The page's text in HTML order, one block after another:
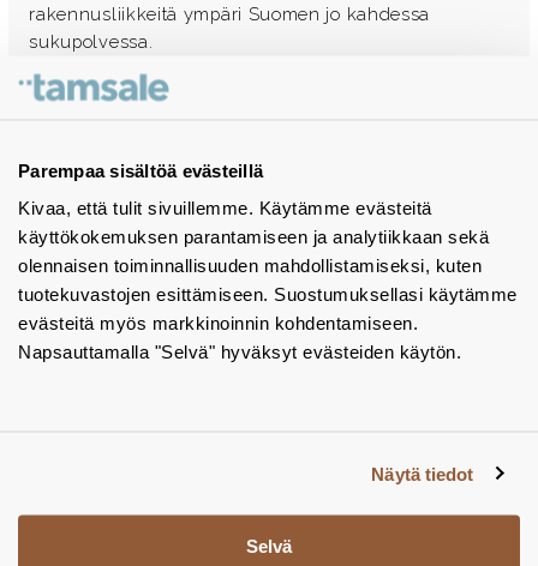
Parempaa sisältöä evästeillä
Kivaa, että tulit sivuillemme. Käytämme evästeitä
käyttökokemuksen parantamiseen ja analytiikkaan sekä
olennaisen toiminnallisuuden mahdollistamiseksi, kuten
tuotekuvastojen esittämiseen. Suostumuksellasi käytämme
evästeitä myös markkinoinnin kohdentamiseen.
Napsauttamalla "Selvä" hyväksyt evästeiden käytön.
Näytä tiedot
Selvä
rakennusliikkeitä ympäri Suomen jo kahdessa
sukupolvessa.
Ota yhteyttä - autamme mielellämme
Tuotekuvastot
Instagram
BIM-objektit
Yhteystiedot
Tiedotteet